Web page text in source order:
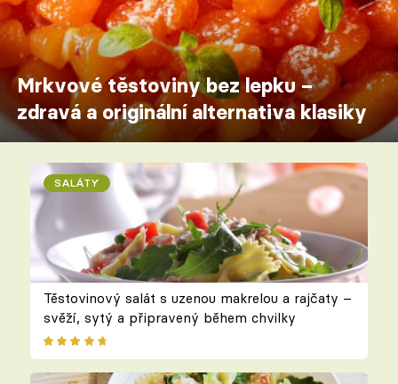
Mrkvové těstoviny bez lepku –
zdravá a originální alternativa klasiky
SALÁTY
Těstovinový salát s uzenou makrelou a rajčaty –
svěží, sytý a připravený během chvilky